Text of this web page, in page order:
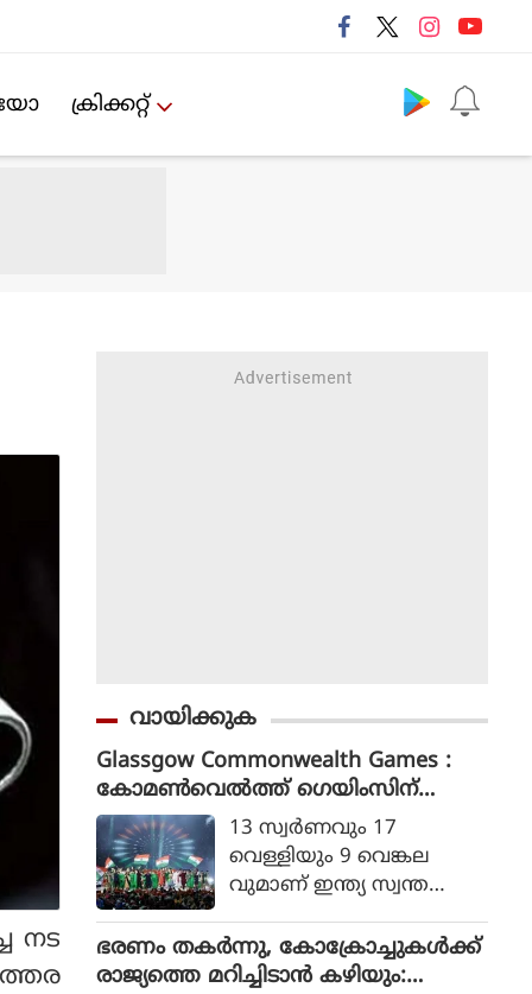
ക്രിക്കറ്റ്‌
നട
വായിക്കുക
Glassgow Commonwealth Games :
കോമൺവെൽത്ത് ഗെയിംസിന്
ഗ്ലാസ്ഗോയിൽ കൊടിയിറങ്ങി, മെഡ
ൽ നേട്ടത്തിൽ ഇന്ത്യ നാലാമത്
13 സ്വര്‍ണവും 17
വെള്ളിയും 9 വെങ്കല
വുമാണ് ഇന്ത്യ സ്വന്ത
ഭരണം തകര്‍ന്നു, കോക്രോച്ചുകള്‍ക്ക്
രാജ്യത്തെ മറിച്ചിടാന്‍ കഴിയും: